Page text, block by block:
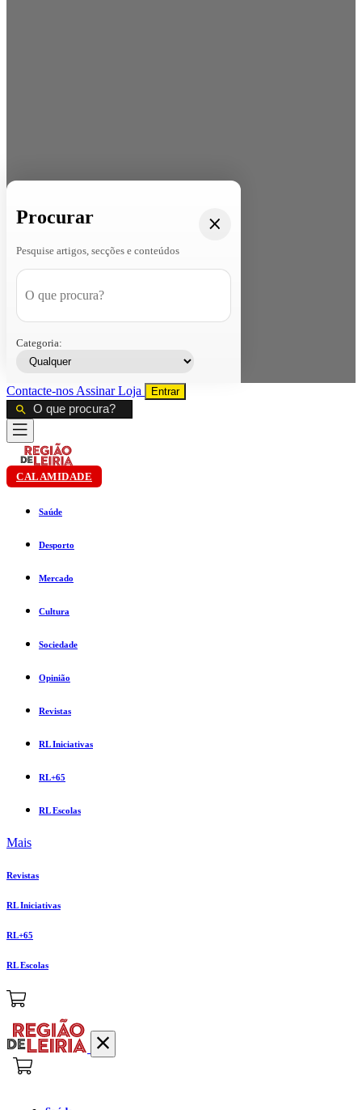
Procurar
Pesquise artigos, secções e conteúdos
Categoria:
Contacte-nos AssinarLoja Entrar
CALAMIDADE
Saúde
Desporto
Mercado
Cultura
Sociedade
Opinião
Revistas
RL Iniciativas
RL+65
RL Escolas
Mais
Revistas
RL Iniciativas
RL+65
RL Escolas